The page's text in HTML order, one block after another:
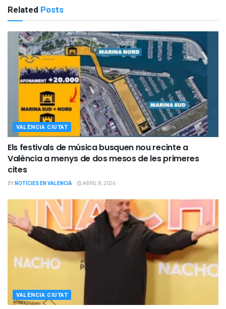
Related Posts
VALÈNCIA CIUTAT
Els festivals de música busquen nou recinte a
València a menys de dos mesos de les primeres
cites
BYNOTICIES EN VALENCIÀ ABRIL 8, 2026
VALÈNCIA CIUTAT